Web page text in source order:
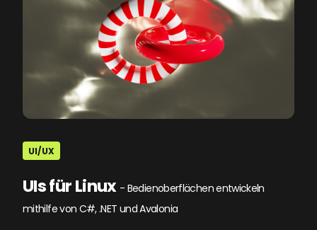
UI/UX
UIs für Linux - Bedienoberflächen entwickeln
mithilfe von C#, .NET und Avalonia